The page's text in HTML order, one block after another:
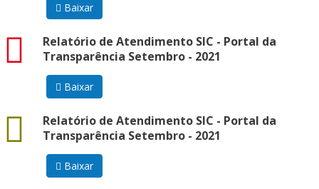
Baixar
Relatório de Atendimento SIC - Portal da
Transparência Setembro - 2021
pdf
Baixar
Relatório de Atendimento SIC - Portal da
Transparência Setembro - 2021
docx
Baixar